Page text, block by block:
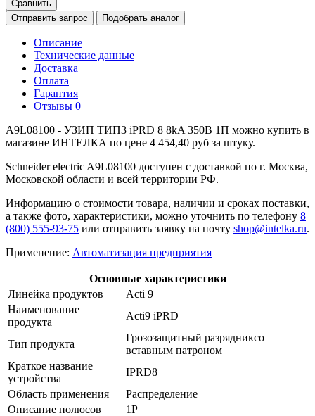
Сравнить
Отправить запрос
Подобрать аналог
Описание
Технические данные
Доставка
Оплата
Гарантия
Отзывы 0
A9L08100 - УЗИП ТИП3 iPRD 8 8kA 350В 1П можно купить в
магазине ИНТЕЛКА по цене 4 454,40 руб за штуку.
Schneider electric A9L08100 доступен с доставкой по г. Москва,
Московской области и всей территории РФ.
Информацию о стоимости товара, наличии и сроках поставки,
а также фото, характеристики, можно уточнить по телефону 8
(800) 555-93-75 или отправить заявку на почту shop@intelka.ru.
Применение: Автоматизация предприятия
Основные характеристики
Линейка продуктов
Acti 9
Наименование
продукта
Acti9 iPRD
Тип продукта
Грозозащитный разрядниксо
вставным патроном
Краткое название
устройства
IPRD8
Область применения
Распределение
Описание полюсов
1P